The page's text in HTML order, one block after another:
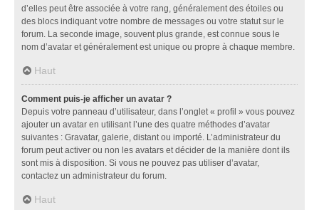
d’elles peut être associée à votre rang, généralement des étoiles ou
des blocs indiquant votre nombre de messages ou votre statut sur le
forum. La seconde image, souvent plus grande, est connue sous le
nom d’avatar et généralement est unique ou propre à chaque membre.
Haut
Comment puis-je afficher un avatar ?
Depuis votre panneau d’utilisateur, dans l’onglet « profil » vous pouvez
ajouter un avatar en utilisant l’une des quatre méthodes d’avatar
suivantes : Gravatar, galerie, distant ou importé. L’administrateur du
forum peut activer ou non les avatars et décider de la manière dont ils
sont mis à disposition. Si vous ne pouvez pas utiliser d’avatar,
contactez un administrateur du forum.
Haut